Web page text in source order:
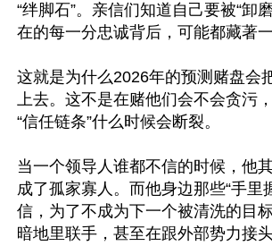
“绊脚石”。亲信们知道自己要被“卸
在的每一分忠诚背后，可能都藏著一
这就是为什么2026年的预测赌盘会
上去。这不是在赌他们会不会贪污
“信任链条”什么时候会断裂。
当一个领导人谁都不信的时候，他
成了孤家寡人。而他身边那些“手里
信，为了不成为下一个被清洗的目
暗地里联手，甚至在跟外部势力接